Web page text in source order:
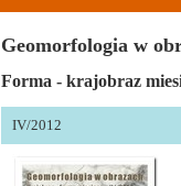
Geomorfologia w
Forma - krajobraz
IV/2012